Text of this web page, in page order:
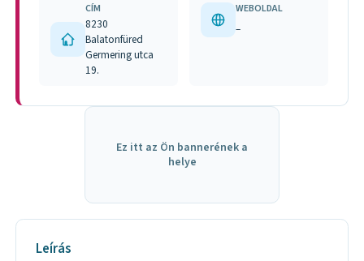
CÍM
8230
Balatonfüred
Germering utca
19.
WEBOLDAL
–
Ez itt az Ön bannerének a
helye
Leírás